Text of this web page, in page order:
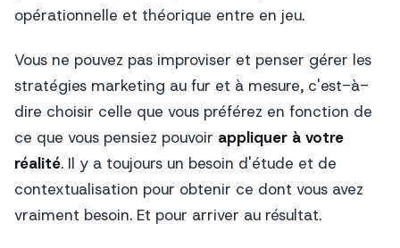
opérationnelle et théorique entre en jeu.
Vous ne pouvez pas improviser et penser gérer les
stratégies marketing au fur et à mesure, c'est-à-
dire choisir celle que vous préférez en fonction de
ce que vous pensiez pouvoir appliquer à votre
réalité. Il y a toujours un besoin d'étude et de
contextualisation pour obtenir ce dont vous avez
vraiment besoin. Et pour arriver au résultat.